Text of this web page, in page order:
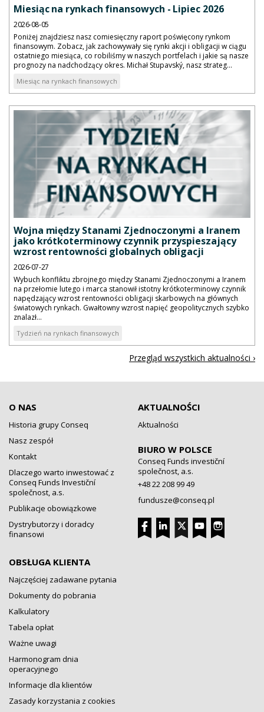
Miesiąc na rynkach finansowych - Lipiec 2026
2026-08-05
Poniżej znajdziesz nasz comiesięczny raport poświęcony rynkom
finansowym. Zobacz, jak zachowywały się rynki akcji i obligacji w ciągu
ostatniego miesiąca, co robiliśmy w naszych portfelach i jakie są nasze
prognozy na nadchodzący okres. Michał Stupavský, nasz strateg...
Miesiąc na rynkach finansowych
Wojna między Stanami Zjednoczonymi a Iranem
jako krótkoterminowy czynnik przyspieszający
wzrost rentowności globalnych obligacji
2026-07-27
Wybuch konfliktu zbrojnego między Stanami Zjednoczonymi a Iranem
na przełomie lutego i marca stanowił istotny krótkoterminowy czynnik
napędzający wzrost rentowności obligacji skarbowych na głównych
światowych rynkach. Gwałtowny wzrost napięć geopolitycznych szybko
znalazł...
Tydzień na rynkach finansowych
Przegląd wszystkich aktualności ›
O NAS
Historia grupy Conseq
Nasz zespół
Kontakt
Dlaczego warto inwestować z
Conseq Funds Investiční
společnost, a.s.
Publikacje obowiązkowe
Dystrybutorzy i doradcy
finansowi
OBSŁUGA KLIENTA
Najczęściej zadawane pytania
Dokumenty do pobrania
Kalkulatory
Tabela opłat
Ważne uwagi
Harmonogram dnia
operacyjnego
Informacje dla klientów
Zasady korzystania z cookies
AKTUALNOŚCI
Aktualności
BIURO W POLSCE
Conseq Funds investiční
společnost, a.s.
+48 22 208 99 49
fundusze@conseq.pl